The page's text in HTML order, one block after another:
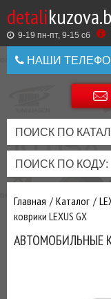
detali
9-19 пн-пт, 9-15 cб
НАШИ
ПОИСК ПО
ПОИСК ПО КОДУ:
Главная Каталог
коврики LEXUS GX
АВТОМОБИЛЬНЫЕ
Оставить
Оценить
товар
Купить
в
1
Беларусь
+375
+375
ТАКЖЕ
ВЫ
МОЖЕТЕ
У
ЗАКАЗАТЬ
ТО
ФИЛЬТРА
ТОРМОЗНАЯ
СИСТЕМА
ПОДВЕСКА
РУЛЕВОЕ
ТРАНСМИССИЯ
ПРИВОД
ДВИГАТЕЛЬ
ВЫХЛОП
ЭЛЕКТРИКА
ОСВЕЩЕНИЕ
ДОБАВИВ
МАСЛАИ ДРУГИЕ